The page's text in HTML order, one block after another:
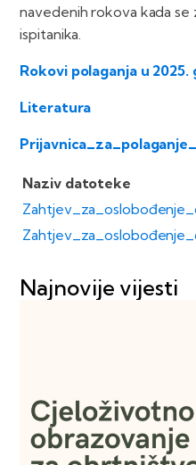
navedenih rokova kada se
ispitanika.
Rokovi polaganja u 2025.
Literatura
Naziv datoteke
Najnovije vijesti